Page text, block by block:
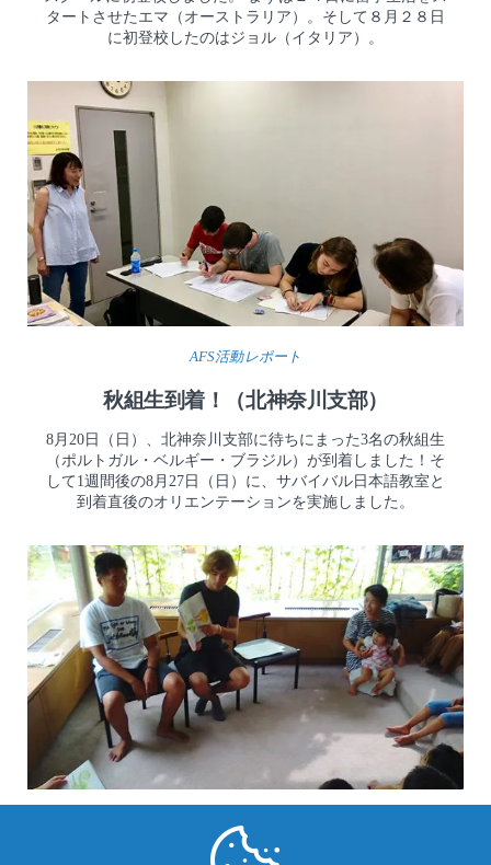
タートさせたエマ（オーストラリア）。そして８月２８日
に初登校したのはジョル（イタリア）。
AFS活動レポート
秋組生到着！（北神奈川支部）
8月20日（日）、北神奈川支部に待ちにまった3名の秋組生
（ポルトガル・ベルギー・ブラジル）が到着しました！そ
して1週間後の8月27日（日）に、サバイバル日本語教室と
到着直後のオリエンテーションを実施しました。